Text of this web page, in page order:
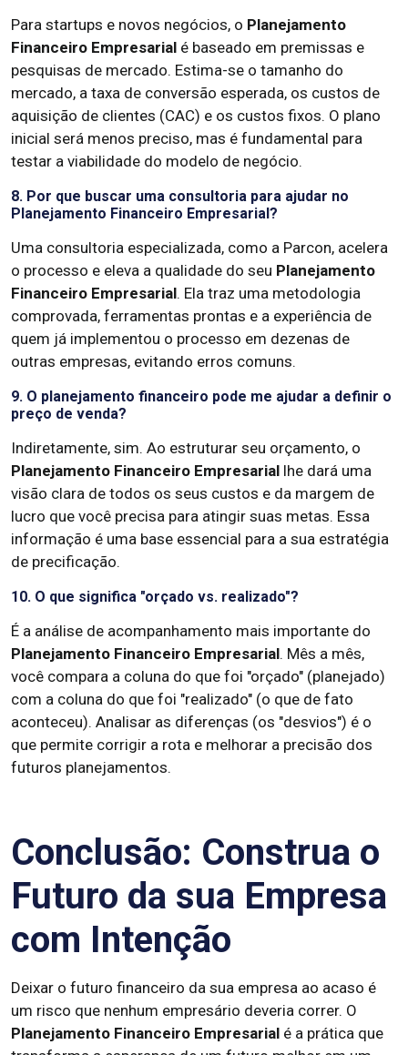
Para startups e novos negócios, o Planejamento
Financeiro Empresarial é baseado em premissas e
pesquisas de mercado. Estima-se o tamanho do
mercado, a taxa de conversão esperada, os custos de
aquisição de clientes (CAC) e os custos fixos. O plano
inicial será menos preciso, mas é fundamental para
testar a viabilidade do modelo de negócio.
8. Por que buscar uma consultoria para ajudar no
Planejamento Financeiro Empresarial?
Uma consultoria especializada, como a Parcon, acelera
o processo e eleva a qualidade do seu Planejamento
Financeiro Empresarial. Ela traz uma metodologia
comprovada, ferramentas prontas e a experiência de
quem já implementou o processo em dezenas de
outras empresas, evitando erros comuns.
9. O planejamento financeiro pode me ajudar a definir o
preço de venda?
Indiretamente, sim. Ao estruturar seu orçamento, o
Planejamento Financeiro Empresarial lhe dará uma
visão clara de todos os seus custos e da margem de
lucro que você precisa para atingir suas metas. Essa
informação é uma base essencial para a sua estratégia
de precificação.
10. O que significa "orçado vs. realizado"?
É a análise de acompanhamento mais importante do
Planejamento Financeiro Empresarial. Mês a mês,
você compara a coluna do que foi "orçado" (planejado)
com a coluna do que foi "realizado" (o que de fato
aconteceu). Analisar as diferenças (os "desvios") é o
que permite corrigir a rota e melhorar a precisão dos
futuros planejamentos.
Conclusão: Construa o
Futuro da sua Empresa
com Intenção
Deixar o futuro financeiro da sua empresa ao acaso é
um risco que nenhum empresário deveria correr. O
Planejamento Financeiro Empresarial é a prática que